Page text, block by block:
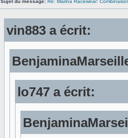
Sujet du message: Re: Marina Racewear:
vin883 a écrit:
lo747 a écrit: